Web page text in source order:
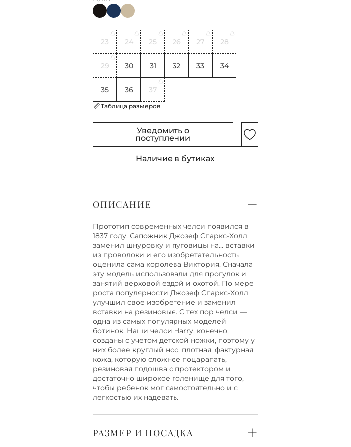
23 24 25 26 27 28
29 30 31 32 33 34
35 36 37
Таблица размеров
Уведомить о
поступлении
Наличие в бутиках
ОПИСАНИЕ
Прототип современных челси появился в
1837 году. Сапожник Джозеф Спаркс-Холл
заменил шнуровку и пуговицы на… вставки
из проволоки и его изобретательность
оценила сама королева Виктория. Сначала
эту модель использовали для прогулок и
занятий верховой ездой и охотой. По мере
роста популярности Джозеф Спаркс-Холл
улучшил свое изобретение и заменил
вставки на резиновые. С тех пор челси —
одна из самых популярных моделей
ботинок. Наши челси Harry, конечно,
созданы с учетом детской ножки, поэтому у
них более круглый нос, плотная, фактурная
кожа, которую сложнее поцарапать,
резиновая подошва с протектором и
достаточно широкое голенище для того,
чтобы ребенок мог самостоятельно и с
легкостью их надевать.
РАЗМЕР И ПОСАДКА